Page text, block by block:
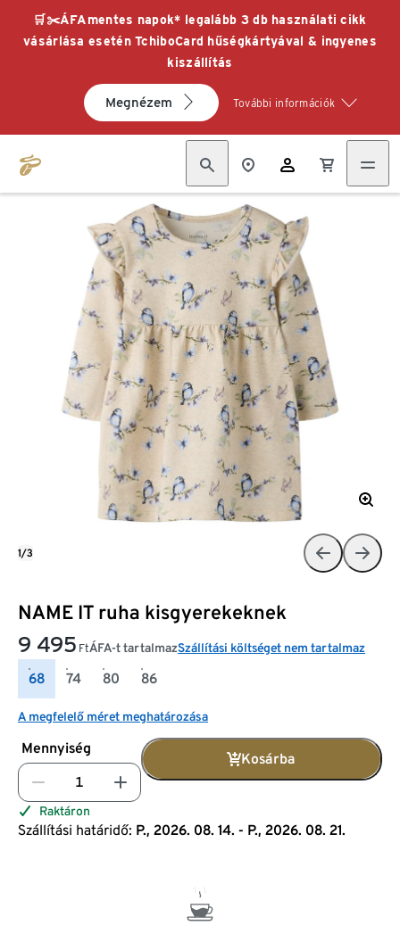
🛒✂️ÁFAmentes napok* legalább 3 db használati cikk
vásárlása esetén TchiboCard hűségkártyával & ingyenes
kiszállítás
Megnézem További információk
NAME IT ruha kisgyerekeknek
9 495 FtÁFA-t tartalmazSzállítási költséget nem tartalmaz
68 74 80 86
A megfelelő méret meghatározása
Mennyiség
Kosárba
Raktáron
Szállítási határidő: P., 2026. 08. 14. - P., 2026. 08. 21.
1/3